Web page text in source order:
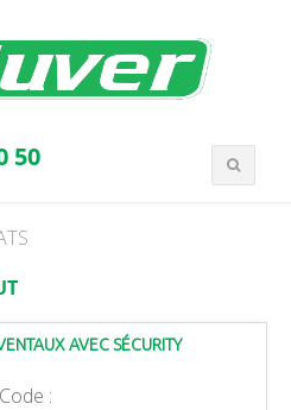
50
AVEC SÉCURITY
Code :